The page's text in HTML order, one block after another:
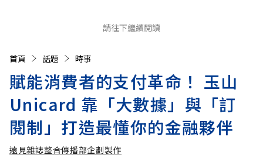
請往下繼續閱讀
首頁 話題 時事
賦能消費者的支付革命！ 玉山
Unicard 靠「大數據」與「訂
閱制」打造最懂你的金融夥伴
遠見雜誌整合傳播部企劃製作